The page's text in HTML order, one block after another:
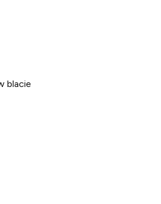
blacie